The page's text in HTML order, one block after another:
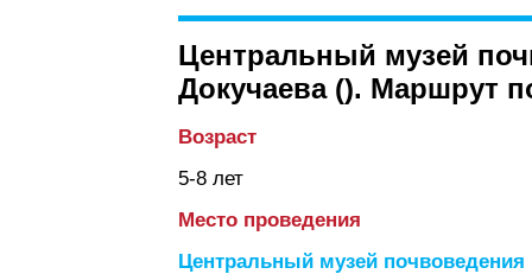
Центральный музей
Докучаева (). Маршрут
Возраст
5-8 лет
Место проведения
Центральный музей